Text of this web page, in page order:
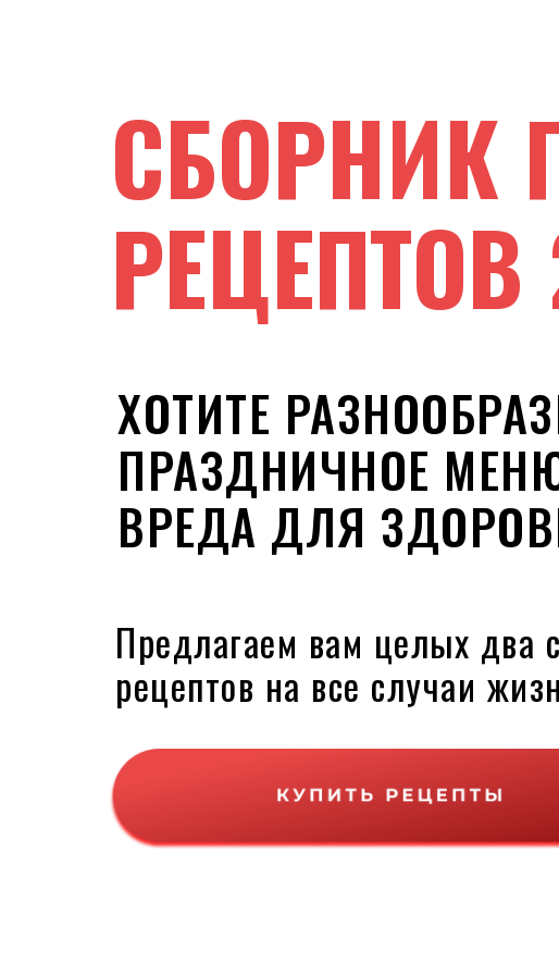
ХОТИТЕ
ПРАЗДНИЧНОЕ
ВРЕДА ДЛЯ
СБОРНИК
РЕЦЕПТОВ
Предлагаем вам целых два
рецептов на все случаи